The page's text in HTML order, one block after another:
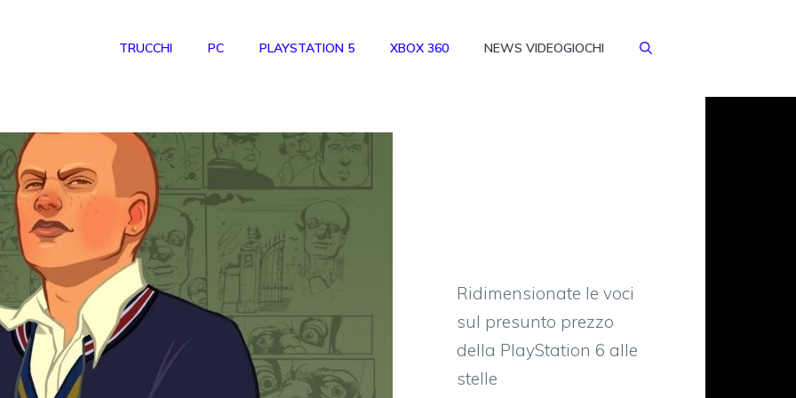
TRUCCHI PC PLAYSTATION 5 XBOX 360 NEWS VIDEOGIOCHI
Ridimensionate le voci
sul presunto prezzo
della PlayStation 6 alle
stelle